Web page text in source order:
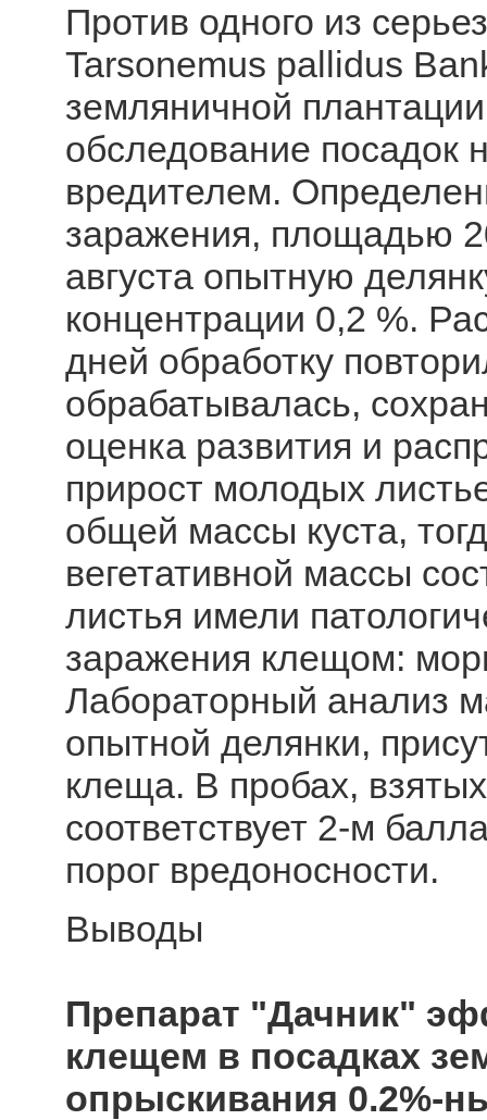
Против одного из
Tarsonemus pallidus
земляничной
обследование посадок
вредителем.
заражения, площадью
августа опытную
концентрации 0,2 %.
дней обработку
обрабатывалась,
оценка развития и
прирост молодых
общей массы куста,
вегетативной массы
листья имели
заражения клещом:
Лабораторный анализ
опытной делянки,
клеща. В пробах,
соответствует 2-м
порог вредоносности.
Выводы
Препарат "Дачник"
клещем в посадках
опрыскивания 0.2%-